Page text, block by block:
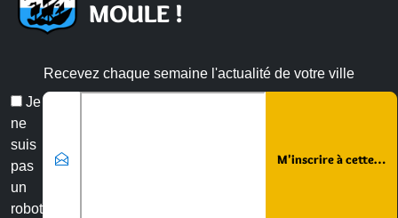
MOULE !
Recevez chaque semaine l'actualité de votre ville
Je
ne
suis
pas
un
robot
Veuillez laisser ce champ vide :
Email